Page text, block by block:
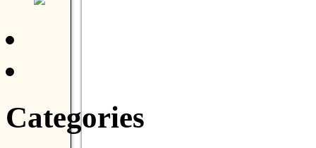
Categories